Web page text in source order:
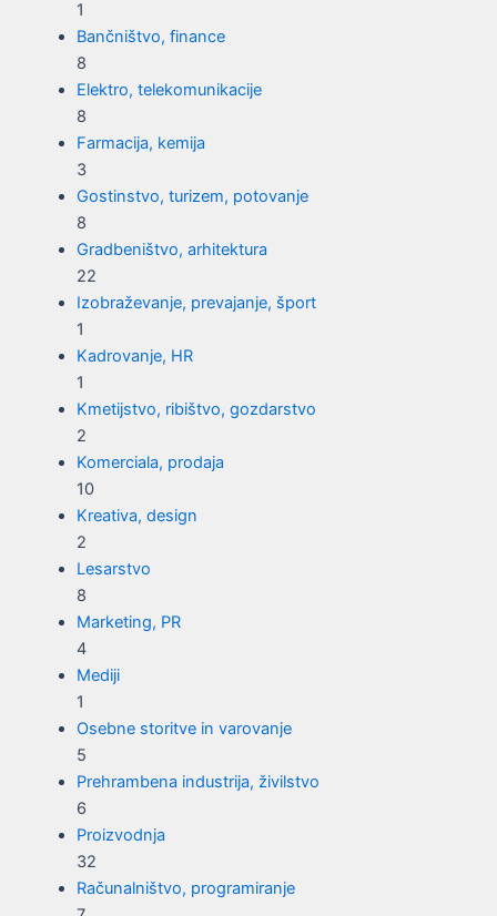
1
Bančništvo, finance
8
Elektro, telekomunikacije
8
Farmacija, kemija
3
Gostinstvo, turizem, potovanje
8
Gradbeništvo, arhitektura
22
Izobraževanje, prevajanje, šport
1
Kadrovanje, HR
1
Kmetijstvo, ribištvo, gozdarstvo
2
Komerciala, prodaja
10
Kreativa, design
2
Lesarstvo
8
Marketing, PR
4
Mediji
1
Osebne storitve in varovanje
5
Prehrambena industrija, živilstvo
6
Proizvodnja
32
Računalništvo, programiranje